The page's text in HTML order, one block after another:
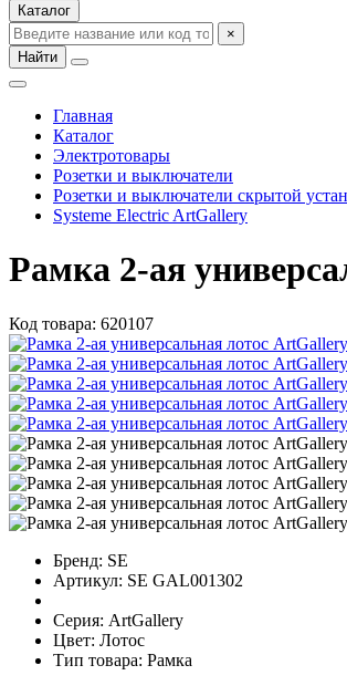
Каталог
×
Найти
Главная
Каталог
Электротовары
Розетки и выключатели
Розетки и выключатели скрытой
Systeme Electric ArtGallery
Рамка 2-ая
Код товара: 620107
Бренд: SE
Артикул: SE GAL001302
Серия: ArtGallery
Цвет: Лотос
Тип товара: Рамка